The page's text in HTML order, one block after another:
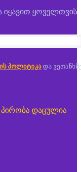
იყავით ყოველთვის
პოლიტიკა და
პირობა დაცულია